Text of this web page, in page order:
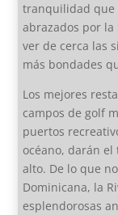
tranquilidad que
abrazados por
ver de cerca las
más bondades
Los mejores
campos de golf
puertos
océano, darán
alto. De lo que
Dominicana, la
esplendorosas